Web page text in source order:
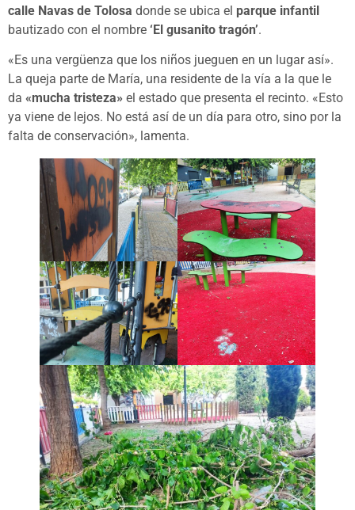
calle Navas de Tolosa donde se ubica el parque infantil
bautizado con el nombre ‘El gusanito tragón’.
«Es una vergüenza que los niños jueguen en un lugar así».
La queja parte de María, una residente de la vía a la que le
da «mucha tristeza» el estado que presenta el recinto. «Esto
ya viene de lejos. No está así de un día para otro, sino por la
falta de conservación», lamenta.